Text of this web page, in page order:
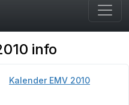
info
Kalender EMV 2010